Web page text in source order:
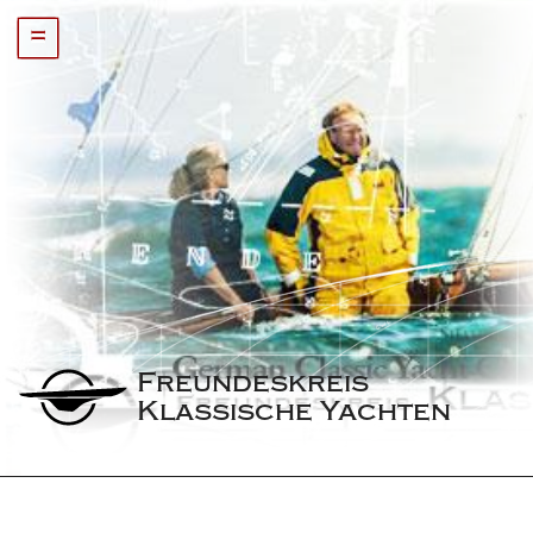
=
Freundeskreis
Klassische Yachten